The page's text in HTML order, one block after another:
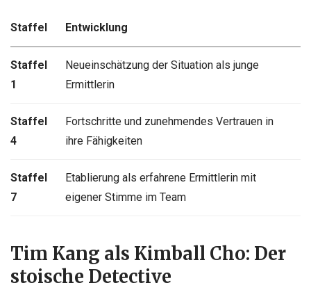
Staffel Entwicklung
Staffel
1
Neueinschätzung der Situation als junge
Ermittlerin
Staffel
4
Fortschritte und zunehmendes Vertrauen in
ihre Fähigkeiten
Staffel
7
Etablierung als erfahrene Ermittlerin mit
eigener Stimme im Team
Tim Kang als Kimball Cho: Der
stoische Detective